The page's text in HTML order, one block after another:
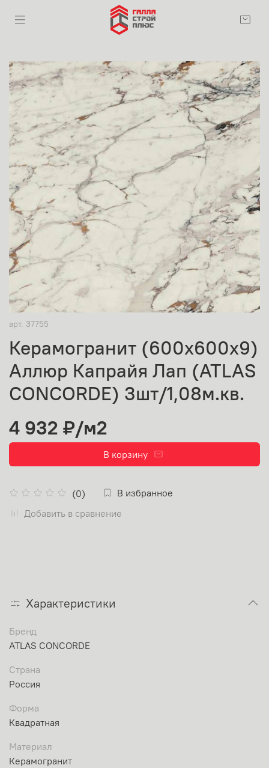
арт. 37755
Керамогранит (600х600х9)
Аллюр Капрайя Лап (ATLAS
CONCORDE) 3шт/1,08м.кв.
(0)
В избранное
Добавить в сравнение
4 932 ₽/м2
В корзину
Характеристики
Бренд
ATLAS CONCORDE
Страна
Россия
Форма
Квадратная
Материал
Керамогранит